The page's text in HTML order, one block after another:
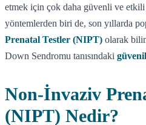
etmek için çok daha güvenli ve
yöntemlerden biri de, son yıllarda
Prenatal Testler (NIPT) olarak
Down Sendromu tanısındaki
Non-İnvaziv
(NIPT) Nedir?